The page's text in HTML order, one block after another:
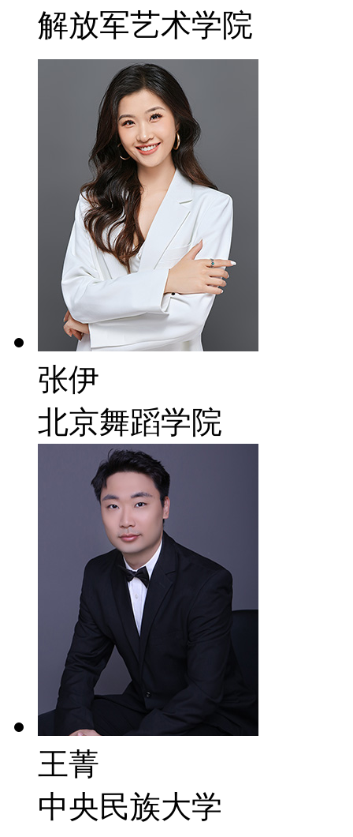
解放军艺术学院
张伊
北京舞蹈学院
王菁
中央民族大学